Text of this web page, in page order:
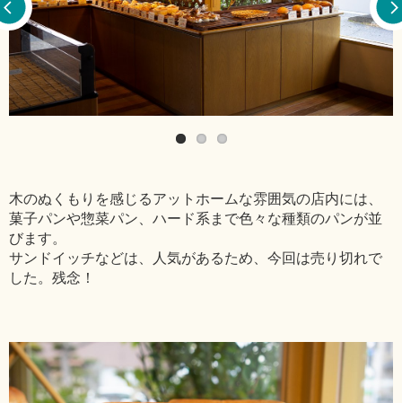
木のぬくもりを感じるアットホームな雰囲気の店内には、
菓子パンや惣菜パン、ハード系まで色々な種類のパンが並
びます。
サンドイッチなどは、人気があるため、今回は売り切れで
した。残念！